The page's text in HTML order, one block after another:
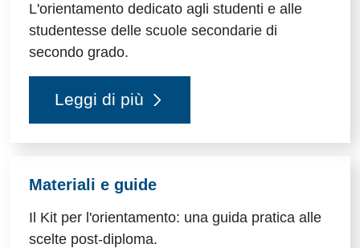
L'orientamento dedicato agli studenti e alle
studentesse delle scuole secondarie di
secondo grado.
Leggi di più
Materiali e guide
Il Kit per l'orientamento: una guida pratica alle
scelte post-diploma.